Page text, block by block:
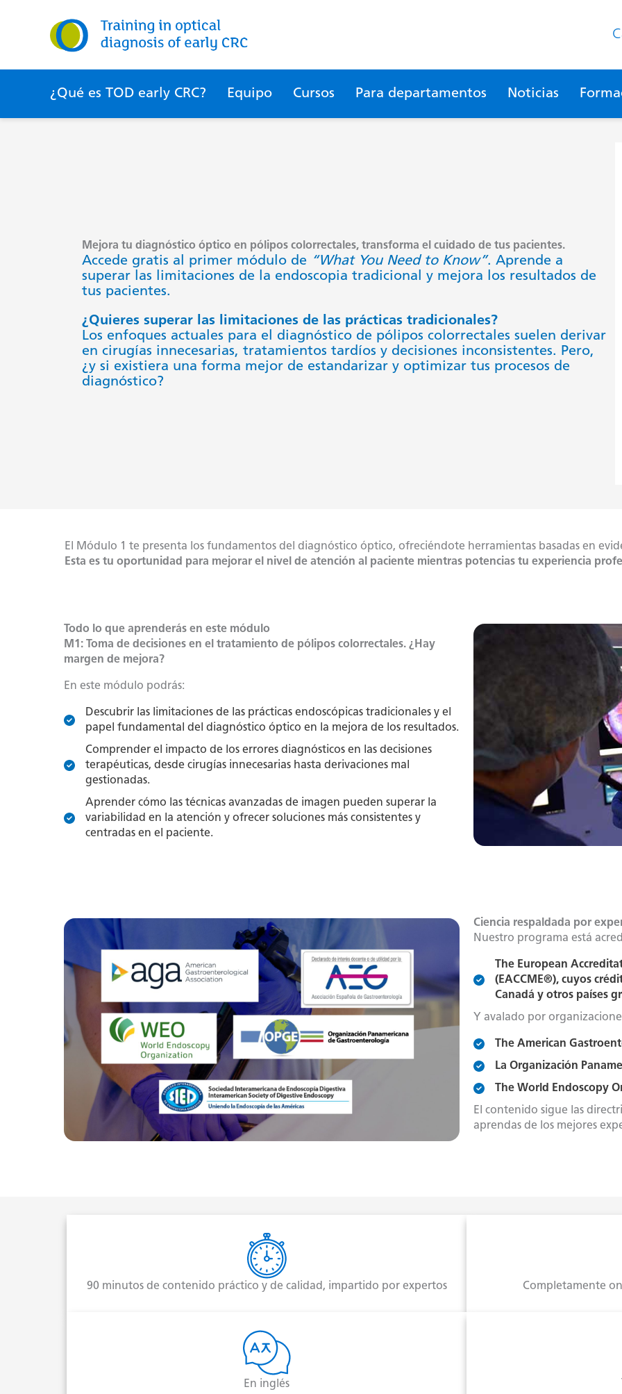
contenido
¿Qué es TOD early CRC? Equipo Cursos Para departamentos Noticias
Mejora tu diagnóstico óptico en pólipos colorrectales, transforma el cuidado de tus pacientes.
Accede gratis al primer módulo de “What You Need to Know”. Aprende a
superar las limitaciones de la endoscopia tradicional y mejora los resultados de
tus pacientes.
¿Quieres superar las limitaciones de las prácticas tradicionales?
Los enfoques actuales para el diagnóstico de pólipos colorrectales suelen derivar
en cirugías innecesarias, tratamientos tardíos y decisiones inconsistentes. Pero,
¿y si existiera una forma mejor de estandarizar y optimizar tus procesos de
diagnóstico?
El Módulo 1 te presenta los fundamentos del diagnóstico óptico, ofreciéndote herramientas basadas en
Esta es tu oportunidad para mejorar el nivel de atención al paciente mientras potencias tu experiencia
Todo lo que aprenderás en este módulo
M1: Toma de decisiones en el tratamiento de pólipos colorrectales. ¿Hay
margen de mejora?
En este módulo podrás:
Descubrir las limitaciones de las prácticas endoscópicas tradicionales y el
papel fundamental del diagnóstico óptico en la mejora de los resultados.
Comprender el impacto de los errores diagnósticos en las decisiones
terapéuticas, desde cirugías innecesarias hasta derivaciones mal
gestionadas.
Aprender cómo las técnicas avanzadas de imagen pueden superar la
variabilidad en la atención y ofrecer soluciones más consistentes y
centradas en el paciente.
Ciencia respaldada por
Nuestro programa está
The European
(EACCME®), cuyos
Canadá y otros países
Y avalado por
The American
La Organización
The World Endoscopy
El contenido sigue las
aprendas de los mejores
90 minutos de contenido práctico y de calidad, impartido por expertos Completamente
En inglés